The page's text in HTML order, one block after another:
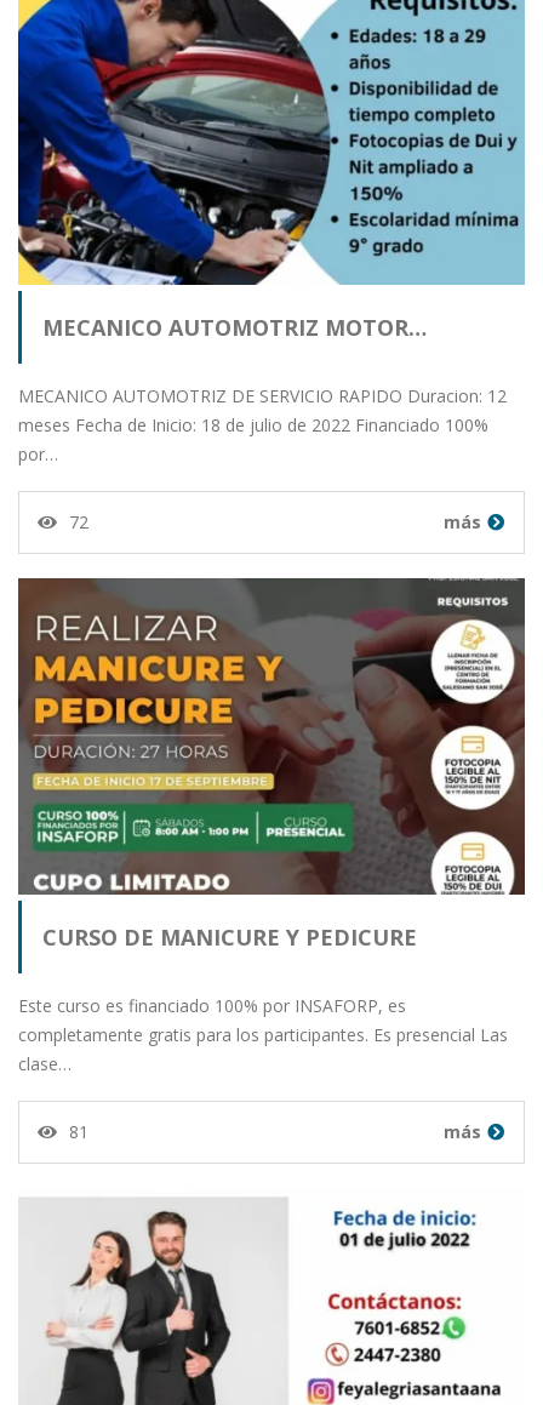
MECANICO AUTOMOTRIZ MOTOR…
MECANICO AUTOMOTRIZ DE SERVICIO RAPIDO Duracion: 12
meses Fecha de Inicio: 18 de julio de 2022 Financiado 100%
por…
72 más
CURSO DE MANICURE Y PEDICURE
Este curso es financiado 100% por INSAFORP, es
completamente gratis para los participantes. Es presencial Las
clase…
81 más